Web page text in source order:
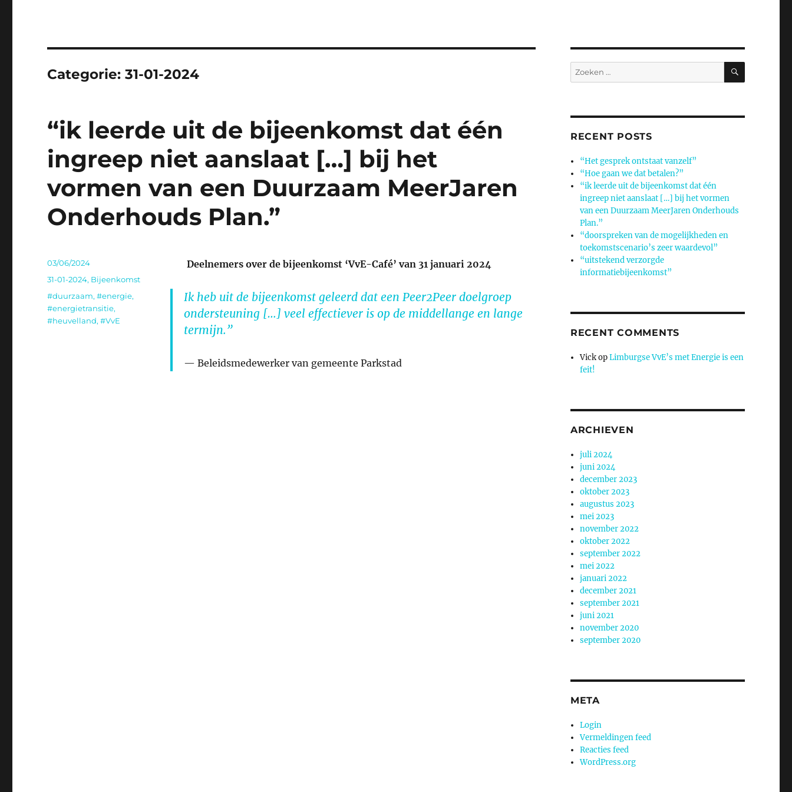
Categorie:31-01-2024
“ik leerde uit de bijeenkomst dat één
ingreep niet aanslaat […] bij het
vormen van een Duurzaam MeerJaren
Onderhouds Plan.”
Deelnemers over de bijeenkomst ‘VvE-Café’ van 31 januari 2024
Ik heb uit de bijeenkomst geleerd dat een Peer2Peer doelgroep
ondersteuning […] veel effectiever is op de middellange en lange
termijn.”
Beleidsmedewerker van gemeente Parkstad
Geplaatst
op
03/06/2024
Categorieën
31-01-2024, Bijeenkomst
Tags
#duurzaam,#energie,
#energietransitie,
#heuvelland,#VvE
Zoeken
naar:
ZOEKEN
RECENT POSTS
“Het gesprek ontstaat vanzelf”
“Hoe gaan we dat betalen?”
“ik leerde uit de bijeenkomst dat één
ingreep niet aanslaat […] bij het vormen
van een Duurzaam MeerJaren Onderhouds
Plan.”
“doorspreken van de mogelijkheden en
toekomstscenario’s zeer waardevol”
“uitstekend verzorgde
informatiebijeenkomst”
RECENT COMMENTS
VickopLimburgse VvE’s met Energie is een
feit!
ARCHIEVEN
juli 2024
juni 2024
december 2023
oktober 2023
augustus 2023
mei 2023
november 2022
oktober 2022
september 2022
mei 2022
januari 2022
december 2021
september 2021
juni 2021
november 2020
september 2020
META
Login
Vermeldingen feed
Reacties feed
WordPress.org